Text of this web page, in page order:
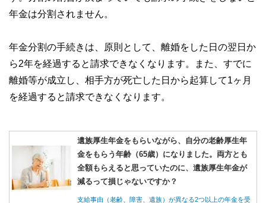
年金は分割されません。
年金分割の手続きは、原則として、離婚をした日の翌日か
ら2年を経過すると請求できなくなります。また、すでに
離婚等が成立し、相手方が死亡した日から起算して1ヶ月
を経過すると請求できなくなります。
遺族厚生年金をもらいながら、自分の老齢厚生年
金をもらう年齢（65歳）になりました。両方とも
全額もらえると思っていたのに、遺族厚生年金が
減るって損じゃないですか？
支給事由（老齢、障害、遺族）が異なる2つ以上の年金を受